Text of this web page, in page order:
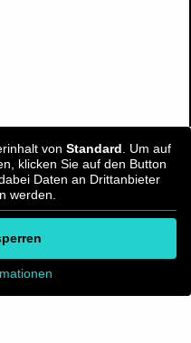
von Standard . Um auf
klicken Sie auf den Button
Daten an Drittanbieter
werden.